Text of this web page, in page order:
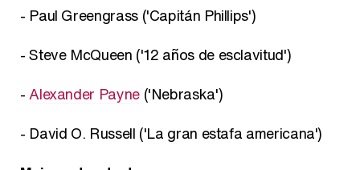
- Paul Greengrass ('Capitán Phillips')
- Steve McQueen ('12 años de esclavitud')
-Alexander Payne('Nebraska')
- David O. Russell ('La gran estafa americana')